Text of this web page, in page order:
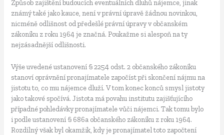
Způsob zajištění budoucích eventuálních dluhů nájemce, jinak
známý také jako kauce, není v právní úpravě žádnou novinkou,
nicméně odlišnost od předešlé právní úpravy v občanském
zákoníku z roku 1964 je značná. Poukažme si alespoň na ty
nejzásadnější odlišnosti.
Výše uvedené ustanovení § 2254 odst. 2 občanského zákoníku
stanoví oprávnění pronajímatele započíst při skončení nájmu na
jistotu to, co mu nájemce dluží. V tom konec konců smysl jistoty
jako takové spočívá. Jistota má povahu institutu zajišťujícího
případné pohledávky pronajímatele vůči nájemci. Tak tomu bylo
i podle ustanovení § 686a občanského zákoníku z roku 1964.
Rozdílný však byl okamžik, kdy je pronajímatel toto započtení